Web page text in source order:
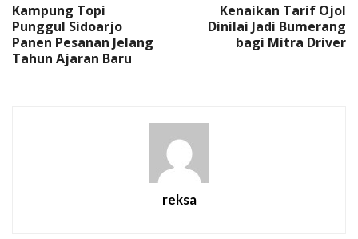
Kampung Topi
Punggul Sidoarjo
Panen Pesanan Jelang
Tahun Ajaran Baru
Kenaikan Tarif Ojol
Dinilai Jadi Bumerang
bagi Mitra Driver
reksa